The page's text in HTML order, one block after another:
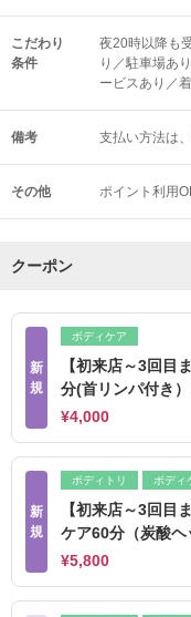
こだわり
条件
夜20時以降も
り／駐車場あ
ービスあり／
備考 支払い方法は
その他 ポイント利用
クーポン
新
規
ボディケア
【初来店～3回目
分(首リンパ付き
¥4,000
新
規
ボディトリ ボディ
【初来店～3回目
ケア60分（炭酸
¥5,800